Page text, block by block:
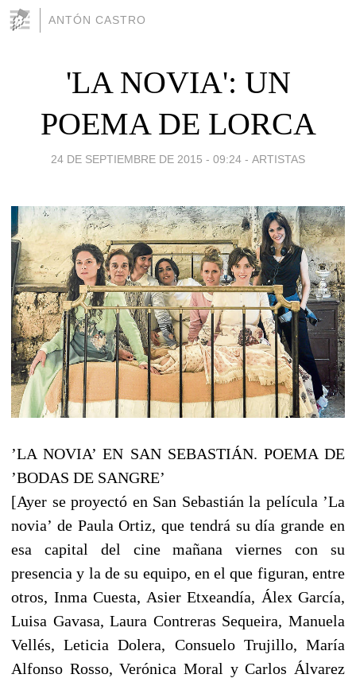
ANTÓN CASTRO
'LA NOVIA': UN
POEMA DE LORCA
24 DE SEPTIEMBRE DE 2015 - 09:24 - ARTISTAS
’LA NOVIA’ EN SAN SEBASTIÁN. POEMA DE
’BODAS DE SANGRE’
[Ayer se proyectó en San Sebastián la película ’La
novia’ de Paula Ortiz, que tendrá su día grande en
esa capital del cine mañana viernes con su
presencia y la de su equipo, en el que figuran, entre
otros, Inma Cuesta, Asier Etxeandía, Álex García,
Luisa Gavasa, Laura Contreras Sequeira, Manuela
Vellés, Leticia Dolera, Consuelo Trujillo, María
Alfonso Rosso, Verónica Moral y Carlos Álvarez